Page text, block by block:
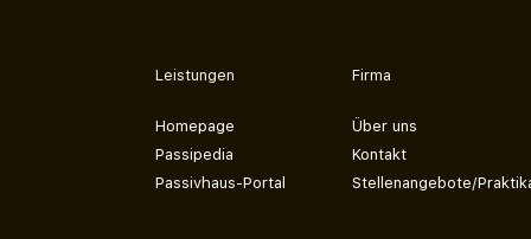
Leistungen
Homepage
Passipedia
Passivhaus-Portal
Firma
Über uns
Kontakt
Stellenangebote/